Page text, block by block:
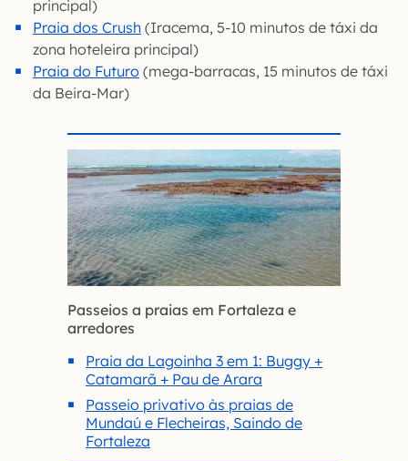
principal)
Praia dos Crush (Iracema, 5-10 minutos de táxi da
zona hoteleira principal)
Praia do Futuro (mega-barracas, 15 minutos de táxi
da Beira-Mar)
Passeios a praias em Fortaleza e
arredores
Praia da Lagoinha 3 em 1: Buggy +
Catamarã + Pau de Arara
Passeio privativo às praias de
Mundaú e Flecheiras, Saindo de
Fortaleza